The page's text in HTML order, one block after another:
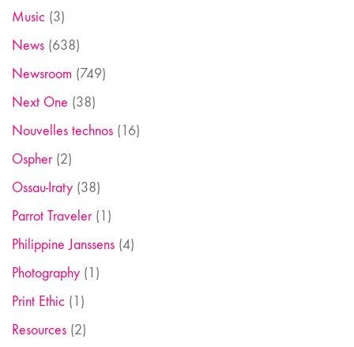
Music (3)
News (638)
Newsroom (749)
Next One (38)
Nouvelles technos (16)
Ospher(2)
Ossau-Iraty (38)
Parrot Traveler(1)
Philippine Janssens (4)
Photography (1)
Print Ethic (1)
Resources (2)